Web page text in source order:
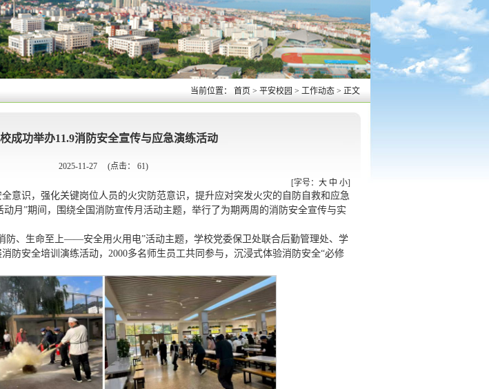
当前位置： 首页 > 平安校园 > 工作动态 > 正文
成功举办11.9消防安全宣传与应急演练活动
2025-11-27 (点击： 61)
[字号： 大 中 小]
意识，强化关键岗位人员的火灾防范意识，提升应对突发火灾的自防自救和应急
动月”期间，围绕全国消防宣传月活动主题，举行了为期两周的消防安全宣传与实
防、生命至上——安全用火用电”‌活动主题，学校党委保卫处联合后勤管理处、学
防安全培训演练活动，2000多名师生员工共同参与，沉浸式体验消防安全“必修